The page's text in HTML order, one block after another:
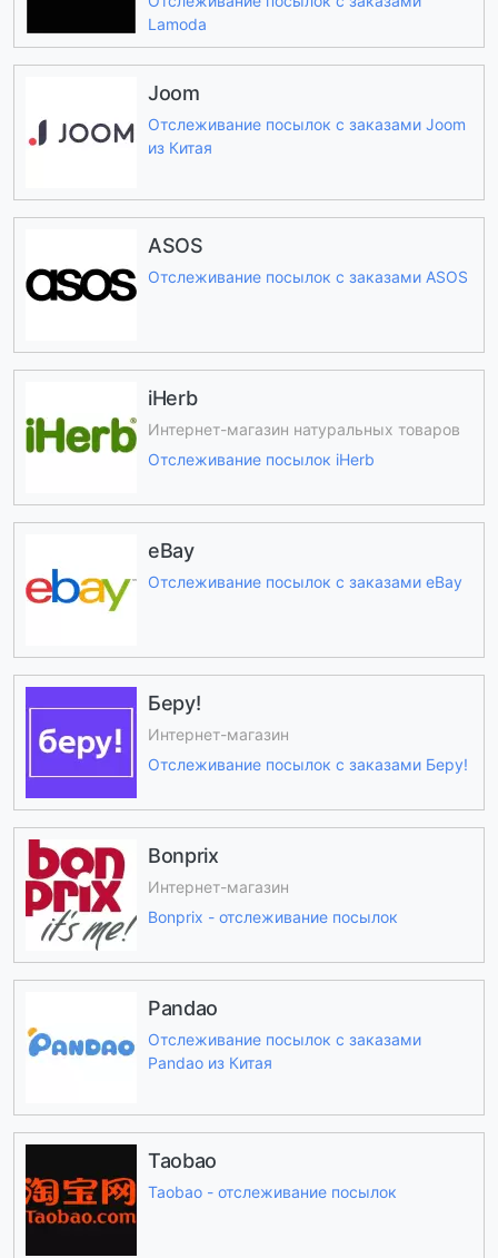
Lamoda
Joom
Отслеживание посылок с заказами Joom
из Китая
ASOS
Отслеживание посылок с заказами ASOS
iHerb
Интернет-магазин натуральных товаров
Отслеживание посылок iHerb
eBay
Отслеживание посылок с заказами eBay
Беру!
Интернет-магазин
Отслеживание посылок с заказами Беру!
Bonprix
Интернет-магазин
Bonprix - отслеживание посылок
Pandao
Отслеживание посылок с заказами
Pandao из Китая
Taobao
Taobao - отслеживание посылок